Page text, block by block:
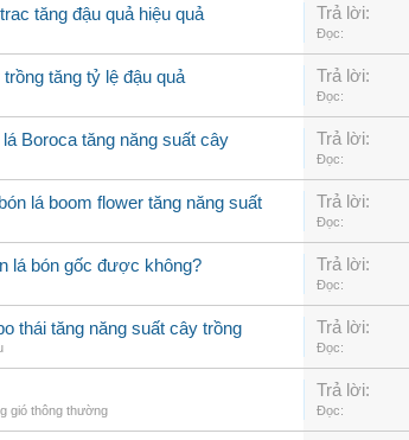
tăng đậu quả hiệu quả Trả lời:
Đọc:
tăng tỷ lệ đậu quả Trả lời:
Đọc:
Boroca tăng năng suất cây Trả lời:
Đọc:
lá boom flower tăng năng suất Trả lời:
Đọc:
lá bón gốc được không? Trả lời:
Đọc:
thái tăng năng suất cây trồng Trả lời:
Đọc:
gió thông thường
Trả lời:
Đọc: